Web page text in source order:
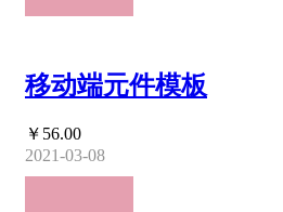
移动端元件模板
￥56.00
2021-03-08